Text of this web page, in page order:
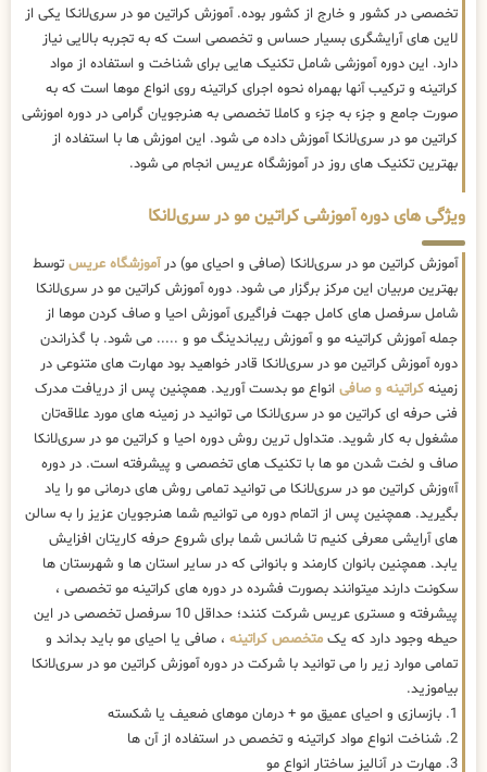
تخصصی در کشور و خارج از کشور بوده. آموزش کراتین مو در سری‌لانکا یکی از
لاین های آرایشگری بسیار حساس و تخصصی است که به تجربه بالایی نیاز
دارد. این دوره آموزشی شامل تکنیک هایی برای شناخت و استفاده از مواد
کراتینه و ترکیب آنها بهمراه نحوه اجرای کراتینه روی انواع موها است که به
صورت جامع و جزء به جزء و کاملا تخصصی به هنرجویان گرامی در دوره اموزشی
کراتین مو در سری‌لانکا آموزش داده می شود. این اموزش ها با استفاده از
بهترین تکنیک های روز در آموزشگاه عریس انجام می شود.
ویژگی های دوره آموزشی کراتین مو در سری‌لانکا
آموزش کراتین مو در سری‌لانکا (صافی و احیای مو) درآموزشگاه عریس توسط
بهترین مربیان این مرکز برگزار می شود. دوره آموزش کراتین مو در سری‌لانکا
شامل سرفصل های کامل جهت فراگیری آموزش احیا و صاف کردن موها از
جمله آموزش کراتینه مو و آموزش ریباندینگ مو و ..... می شود. با گذراندن
دوره آموزش کراتین مو در سری‌لانکا قادر خواهید بود مهارت های متنوعی در
زمینه کراتینه و صافی انواع مو بدست آورید. همچنین پس از دریافت مدرک
فنی حرفه ای کراتین مو در سری‌لانکا می توانید در زمینه های مورد علاقه‌تان
مشغول به کار شوید. متداول ترین روش دوره احیا و کراتین مو در سری‌لانکا
صاف و لخت شدن مو ها با تکنیک های تخصصی و پیشرفته است. در دوره
آ»وزش کراتین مو در سری‌لانکا می توانید تمامی روش های درمانی مو را یاد
بگیرید. همچنین پس از اتمام دوره می توانیم شما هنرجویان عزیز را به سالن
های آرایشی معرفی کنیم تا شانس شما برای شروع حرفه کاریتان افزایش
یابد. همچنین بانوان کارمند و بانوانی که در سایر استان ها و شهرستان ها
سکونت دارند میتوانند بصورت فشرده در دوره های کراتینه مو تخصصی ،
پیشرفته و مستری عریس شرکت کنند؛ حداقل 10 سرفصل تخصصی در این
حیطه وجود دارد که یک متخصص کراتینه ، صافی یا احیای مو باید بداند و
تمامی موارد زیر را می توانید با شرکت در دوره آموزش کراتین مو در سری‌لانکا
بیاموزید.
1. بازسازی و احیای عمیق مو + درمان موهای ضعیف یا شکسته
2. شناخت انواع مواد کراتینه و تخصص در استفاده از آن ها
3. مهارت در آنالیز ساختار انواع مو